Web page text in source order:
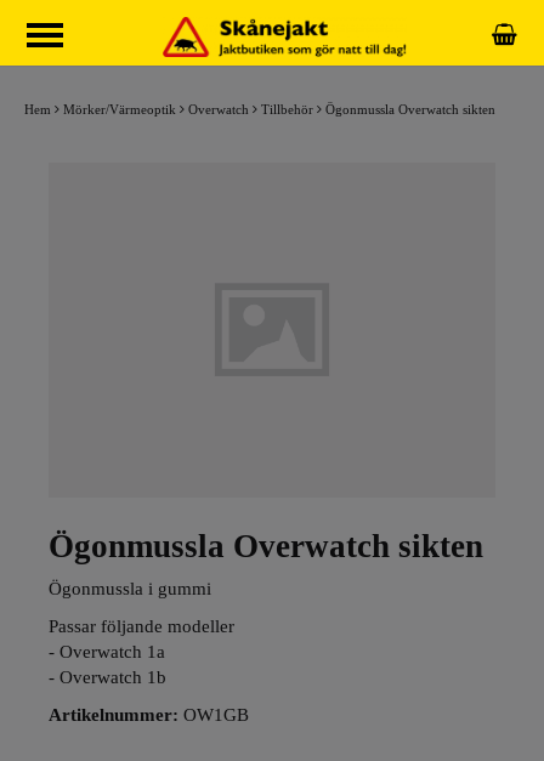
Hem Mörker/Värmeoptik Overwatch Tillbehör Ögonmussla Overwatch sikten
Ögonmussla Overwatch sikten
Ögonmussla i gummi
Passar följande modeller
- Overwatch 1a
- Overwatch 1b
Artikelnummer: OW1GB